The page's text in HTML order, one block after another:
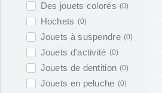
Des jouets colorés (0)
Hochets (0)
Jouets à suspendre (0)
Jouets d'activité (0)
Jouets de dentition (0)
Jouets en peluche (0)